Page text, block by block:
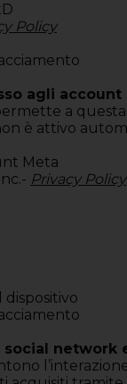
Policy
agli
a
è attivo
Meta
Privacy Policy
dispositivo
social network